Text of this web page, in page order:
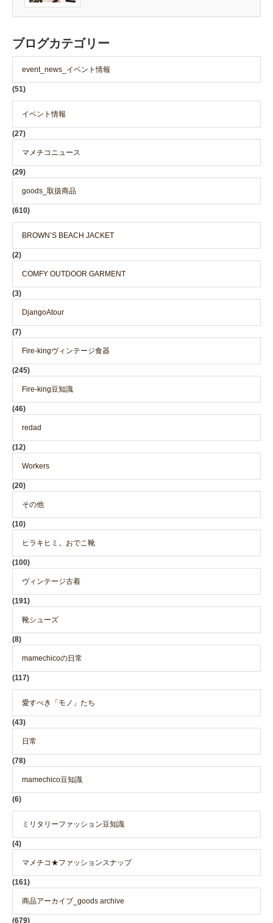
ブログカテゴリー
event_news_イベント情報
(51)
イベント情報
(27)
マメチコニュース
(29)
goods_取扱商品
(610)
BROWN’S BEACH JACKET
(2)
COMFY OUTDOOR GARMENT
(3)
DjangoAtour
(7)
Fire-kingヴィンテージ食器
(245)
Fire-king豆知識
(46)
redad
(12)
Workers
(20)
その他
(10)
ヒラキヒミ。おでこ靴
(100)
ヴィンテージ古着
(191)
靴シューズ
(8)
mamechicoの日常
(117)
愛すべき「モノ」たち
(43)
日常
(78)
mamechico豆知識
(6)
ミリタリーファッション豆知識
(4)
マメチコ★ファッションスナップ
(161)
商品アーカイブ_goods archive
(679)